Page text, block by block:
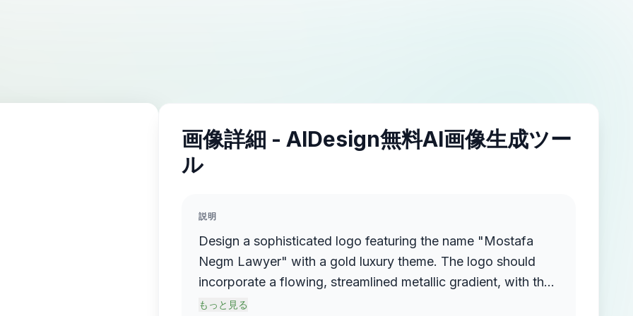
画像詳細 - AIDesign無料AI画像生成ツー
ル
説明
Design a sophisticated logo featuring the name "Mostafa
Negm Lawyer" with a gold luxury theme. The logo should
incorporate a flowing, streamlined metallic gradient, with the
name elegantly protruding from the background, creating a
もっと見る